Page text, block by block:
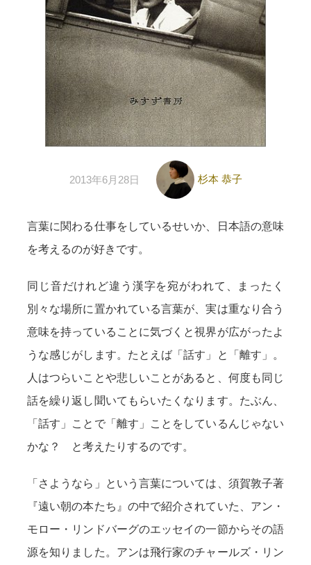
2013年6月28日 杉本 恭子
言葉に関わる仕事をしているせいか、日本語の意味
を考えるのが好きです。
同じ音だけれど違う漢字を宛がわれて、まったく
別々な場所に置かれている言葉が、実は重なり合う
意味を持っていることに気づくと視界が広がったよ
うな感じがします。たとえば「話す」と「離す」。
人はつらいことや悲しいことがあると、何度も同じ
話を繰り返し聞いてもらいたくなります。たぶん、
「話す」ことで「離す」ことをしているんじゃない
かな？ と考えたりするのです。
「さようなら」という言葉については、須賀敦子著
『遠い朝の本たち』の中で紹介されていた、アン・
モロー・リンドバーグのエッセイの一節からその語
源を知りました。アンは飛行家のチャールズ・リン